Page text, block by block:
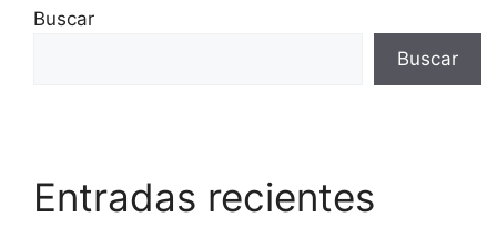
Buscar
Buscar
Entradas recientes